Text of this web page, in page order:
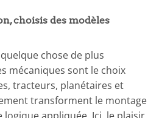
choisis des modèles
chose de plus
mécaniques sont le choix
tracteurs, planétaires et
transforment le montage